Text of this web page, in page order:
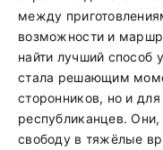
между
возможности и
найти лучший способ
стала решающим
сторонников, но и
республиканцев.
свободу в тяжёлые